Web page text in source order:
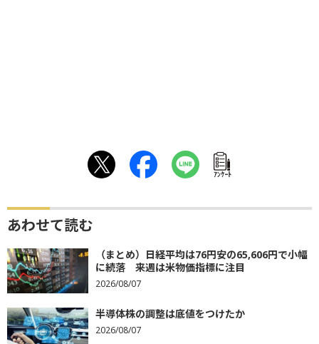
ｱﾝｹｰﾄ
あわせて読む
（まとめ）日経平均は76円安の65,606円で小幅
に続落 来週は米物価指標に注目
2026/08/07
半導体株の調整は底値をつけたか
2026/08/07